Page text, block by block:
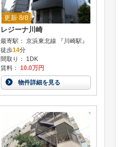
更新 8/8
レジーナ川崎
最寄駅： 京浜東北線 『川崎駅』
徒歩14分
間取り： 1DK
賃料： 10.0万円
物件詳細を見る